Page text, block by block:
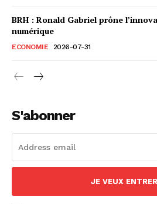
BRH : Ronald Gabriel prône
numérique
ECONOMIE 2026-07-31
S'abonner
JE VEUX ENTRER